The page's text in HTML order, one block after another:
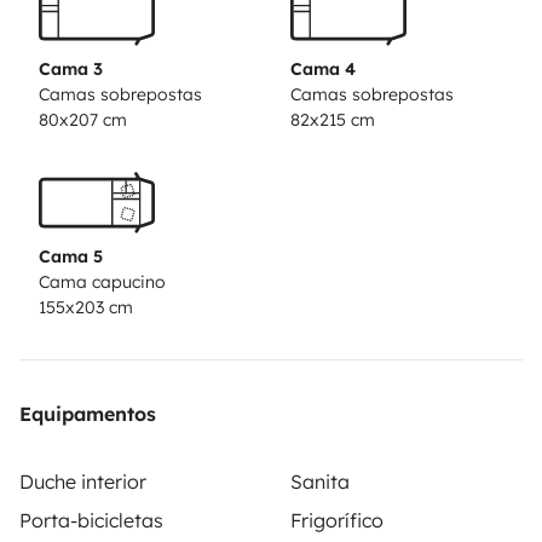
Cama 3
Camas sobrepostas
80x207 cm
Cama 4
Camas sobrepostas
82x215 cm
Cama 5
Cama capucino
155x203 cm
Equipamentos
Duche interior
Sanita
Porta-bicicletas
Frigorífico